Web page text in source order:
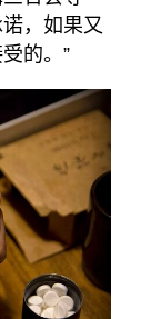
，如果又
的。”